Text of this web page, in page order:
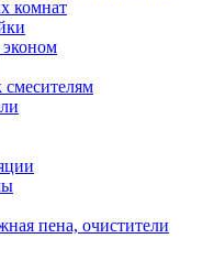
комнат
пена, очистители